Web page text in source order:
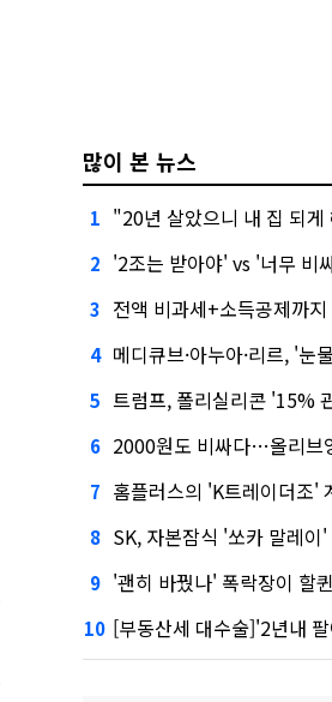
많이 본 뉴스
1 "20년 살았으니 내 집 되게
2 '2조는 받아야' vs '너무 비싸다'…
3 전액 비과세+소득공제까
4 메디큐브·아누아·리르, '눈물
5 트럼프, 폴리실리콘 '15% 관세' 검토
6 2000원도 비싸다…올리브영, 다이소
7 홈플러스의 'K트레이더조' 계획…
8 SK, 자본잠식 '쏘카 말레이
9 '괜히 바꿨나' 폭락장이 할퀸 DC형
10 [부동산세 대수술]'2년내 팔아